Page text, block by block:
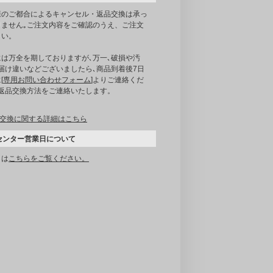
のご都合によるキャンセル・返品交換は承っ
せん｡ご注文内容をご確認のうえ、ご注文
。
万全を期しておりますが､万一､破損や汚
け違いなどございましたら､商品到着後7日
専用お問い合わせフォーム]よりご連絡くだ
品交換方法をご連絡いたします。
換に関する詳細はこちら
ンター営業日について
こちらをご覧ください。